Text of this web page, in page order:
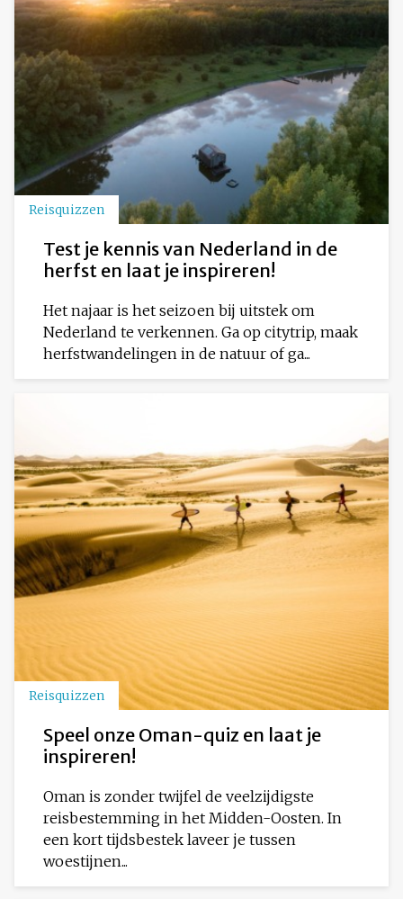
Reisquizzen
Test je kennis van Nederland in de
herfst en laat je inspireren!
Het najaar is het seizoen bij uitstek om
Nederland te verkennen. Ga op citytrip, maak
herfstwandelingen in de natuur of ga...
Reisquizzen
Speel onze Oman-quiz en laat je
inspireren!
Oman is zonder twijfel de veelzijdigste
reisbestemming in het Midden-Oosten. In
een kort tijdsbestek laveer je tussen
woestijnen...